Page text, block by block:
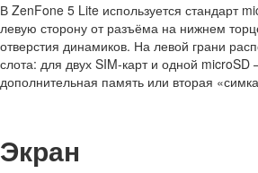
В ZenFone 5 Lite используется стандарт
левую сторону от разъёма на нижнем
отверстия динамиков. На левой грани
слота: для двух SIM-карт и одной
дополнительная память или вторая
Экран